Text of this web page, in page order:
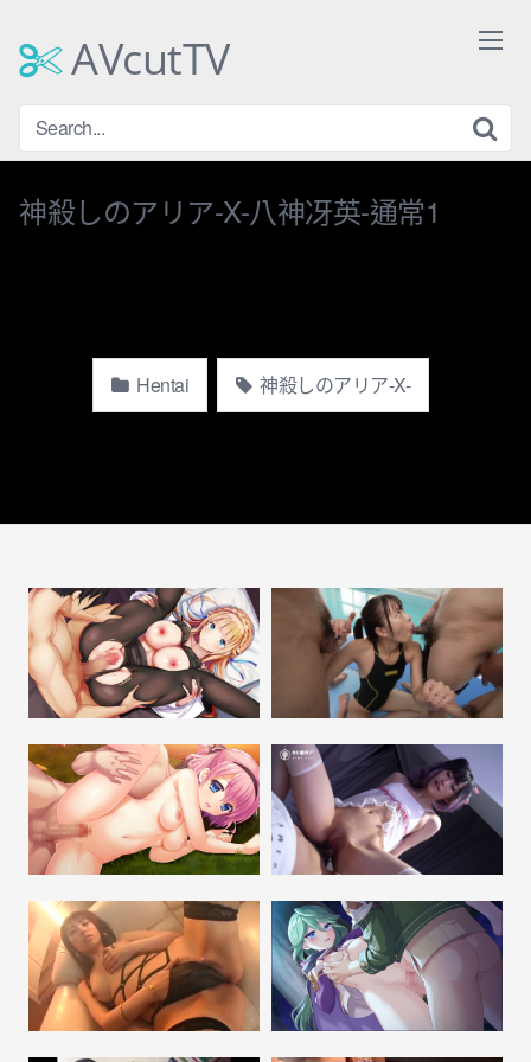
contentAVcutTV
神殺しのアリア-X-八神冴英-通常1
Hentai 神殺しのアリア-X-